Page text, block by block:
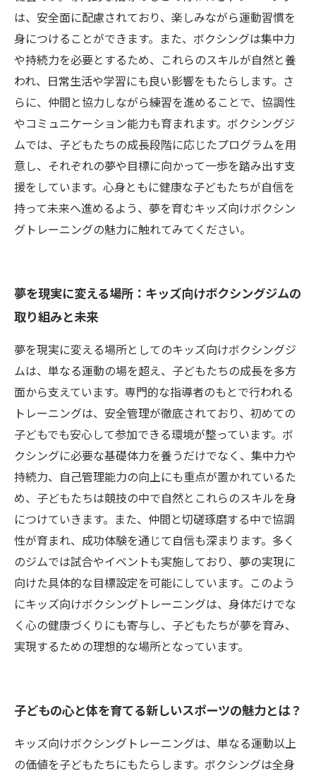
は、安全面に配慮されており、楽しみながら運動習慣を
身につけることができます。また、ボクシングは集中力
や持続力を必要とするため、これらのスキルが自然と養
われ、日常生活や学習にも良い影響をもたらします。さ
らに、仲間と協力しながら練習を進めることで、協調性
やコミュニケーション能力も育まれます。ボクシングジ
ムでは、子どもたちの成長段階に応じたプログラムを用
意し、それぞれの夢や目標に向かって一歩を踏み出す支
援をしています。心身ともに健康な子どもたちが自信を
持って未来へ進めるよう、夢を育むキッズ向けボクシン
グトレーニングの魅力に触れてみてください。
夢を現実に変える場所：キッズ向けボクシングジムの
取り組みと未来
夢を現実に変える場所としてのキッズ向けボクシングジ
ムは、単なる運動の場を超え、子どもたちの成長を多方
面から支えています。専門的な指導者のもとで行われる
トレーニングは、安全管理が徹底されており、初めての
子どもでも安心して参加できる環境が整っています。ボ
クシングに必要な基礎体力を養うだけでなく、集中力や
持続力、自己管理能力の向上にも重点が置かれているた
め、子どもたちは競技の中で自然とこれらのスキルを身
につけていきます。また、仲間と切磋琢磨する中で協調
性が育まれ、成功体験を通じて自信も深まります。多く
のジムでは試合やイベントも実施しており、夢の実現に
向けた具体的な目標設定を可能にしています。このよう
にキッズ向けボクシングトレーニングは、身体だけでな
く心の健康づくりにも寄与し、子どもたちが夢を育み、
実現するための理想的な場所となっています。
子どもの心と体を育てる新しいスポーツの魅力とは？
キッズ向けボクシングトレーニングは、単なる運動以上
の価値を子どもたちにもたらします。ボクシングは全身